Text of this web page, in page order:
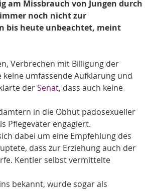
am Missbrauch von Jungen durch
noch nicht zur
bis heute unbeachtet, meint
Verbrechen mit Billigung der
umfassende Aufklärung und
der Senat, dass auch keine
in die Obhut pädosexueller
Pflegeväter engagiert.
dabei um eine Empfehlung des
dass zur Erziehung auch der
Kentler selbst vermittelte
bekannt, wurde sogar als